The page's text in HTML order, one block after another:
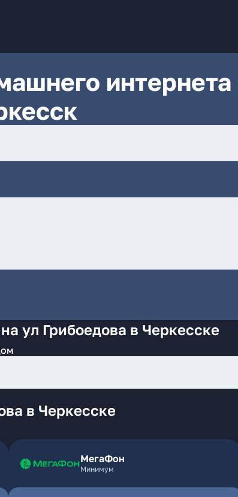
интернета
ул Грибоедова в Черкесске
в Черкесске
МегаФон
Минимум